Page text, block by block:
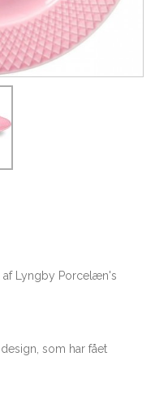
af Lyngby Porcelæn's
som har fået